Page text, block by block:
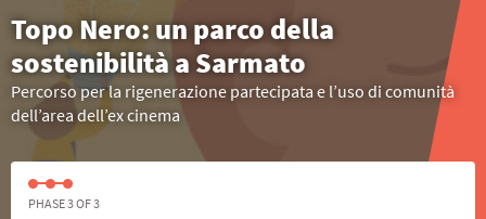
Topo Nero: un parco della
sostenibilità a Sarmato
Percorso per la rigenerazione partecipata e l’uso di comunità
dell’area dell’ex cinema
PHASE 3 OF 3